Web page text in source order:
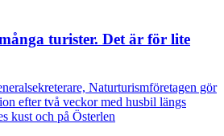
turister. Det är för lite
Naturturismföretagen gör
efter två veckor med husbil längs
kust och på Österlen